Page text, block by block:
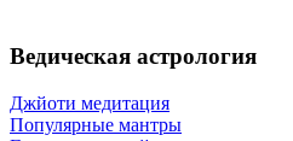
Ведическая астрология
Джйоти медитация
Популярные мантры